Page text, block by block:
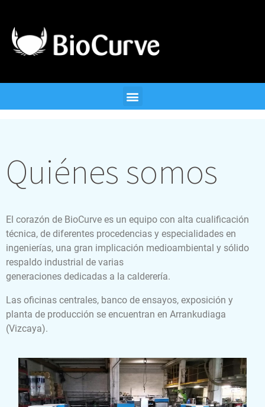
Quiénes somos
El corazón de BioCurve es un equipo con alta cualificación
técnica, de diferentes procedencias y especialidades en
ingenierías, una gran implicación medioambiental y sólido
respaldo industrial de varias
generaciones dedicadas a la calderería.
Las oficinas centrales, banco de ensayos, exposición y
planta de producción se encuentran en Arrankudiaga
(Vizcaya).